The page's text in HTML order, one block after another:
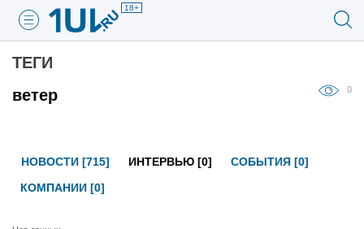
18+
ТЕГИ
ветер
0
НОВОСТИ [715] ИНТЕРВЬЮ [0]
СОБЫТИЯ [0]
КОМПАНИИ [0]